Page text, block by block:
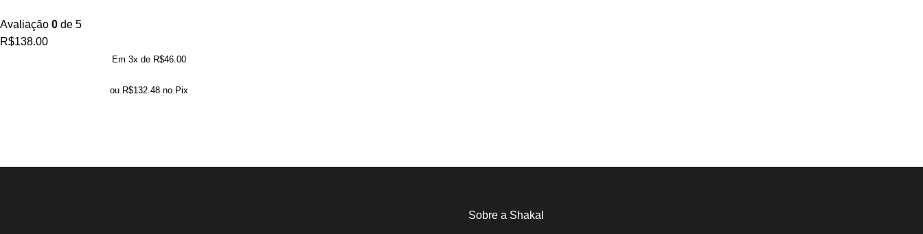
Avaliação 0 de 5
R$138.00
Em 3x de R$46.00
ou R$132.48 no Pix
Sobre a Shakal